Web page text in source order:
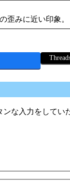
歪みに近い印象。
な入力をして